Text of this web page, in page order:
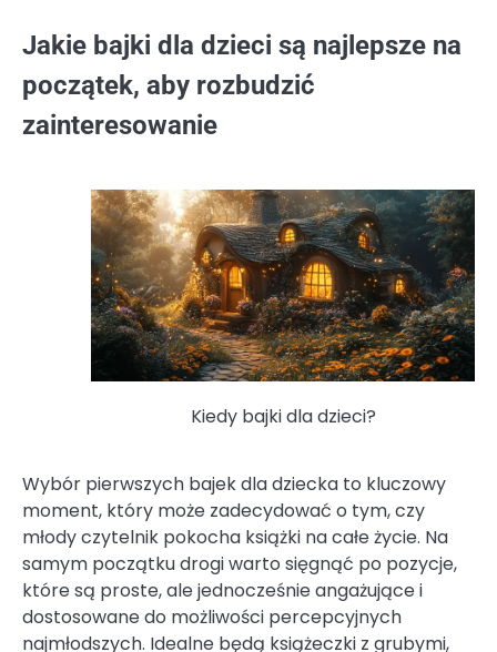
Jakie bajki dla dzieci są najlepsze na
początek, aby rozbudzić
zainteresowanie
Kiedy bajki dla dzieci?
Wybór pierwszych bajek dla dziecka to kluczowy
moment, który może zadecydować o tym, czy
młody czytelnik pokocha książki na całe życie. Na
samym początku drogi warto sięgnąć po pozycje,
które są proste, ale jednocześnie angażujące i
dostosowane do możliwości percepcyjnych
najmłodszych. Idealne będą książeczki z grubymi,